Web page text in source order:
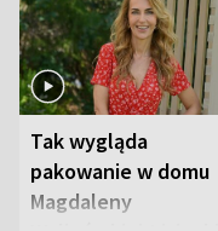
Tak wygląda
pakowanie w domu
Magdaleny